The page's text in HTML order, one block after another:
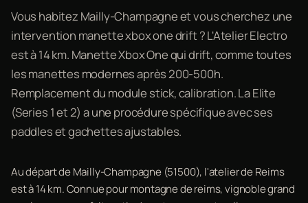
Vous habitez Mailly-Champagne et vous cherchez une
intervention manette xbox one drift ? L'Atelier Electro
est à 14 km. Manette Xbox One qui drift, comme toutes
les manettes modernes après 200-500h.
Remplacement du module stick, calibration. La Elite
(Series 1 et 2) a une procédure spécifique avec ses
paddles et gachettes ajustables.
Au départ de Mailly-Champagne (51500), l'atelier de Reims
est à 14 km. Connue pour montagne de reims, vignoble grand